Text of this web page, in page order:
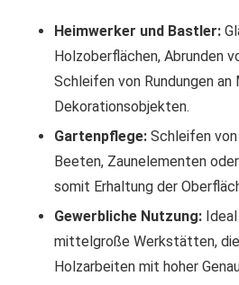
Heimwerker und Bastler:
Holzoberflächen, Abrunden
Schleifen von Rundungen an
Dekorationsobjekten.
Gartenpflege: Schleifen
Beeten, Zaunelementen
somit Erhaltung der
Gewerbliche Nutzung:
mittelgroße Werkstätten,
Holzarbeiten mit hoher